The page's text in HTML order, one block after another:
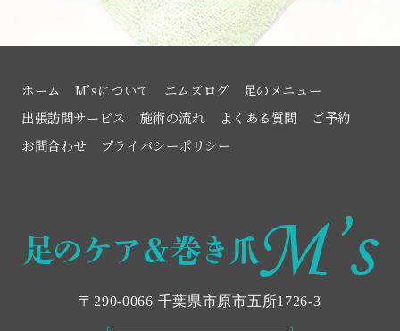
ホーム M’sについて エムズログ
足のメニュー
出張訪問サービス
施術の流れ よくある質問
ご予約
お問合わせ
プライバシーポリシー
〒290-0066 千葉県市原市五所1726‐3